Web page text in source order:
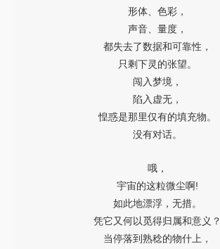
形体、色彩，
声音、量度，
都失去了数据和可靠性，
只剩下灵的张望。
闯入梦境，
陷入虚无，
惶惑是那里仅有的填充物。
没有对话。
哦，
宇宙的这粒微尘啊!
如此地漂浮，无措。
凭它又何以觅得归属和意义？
当停落到熟稔的物什上，